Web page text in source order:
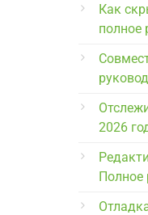
Как
полное
2026
Полное